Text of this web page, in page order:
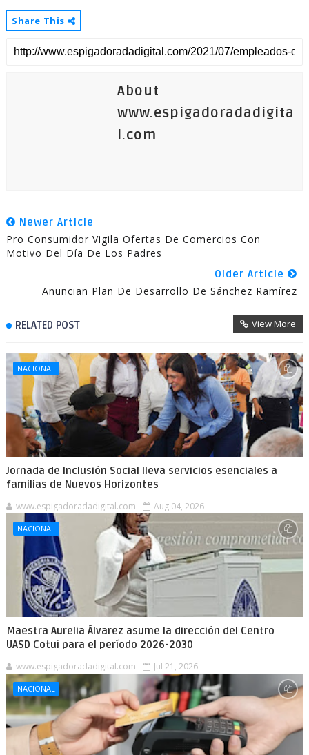
Share This
About
www.espigadoradadigita
l.com
Newer Article
Pro Consumidor Vigila Ofertas De Comercios Con
Motivo Del Día De Los Padres
Older Article
Anuncian Plan De Desarrollo De Sánchez Ramírez
RELATED POST View More
NACIONAL
Jornada de Inclusión Social lleva servicios esenciales a
familias de Nuevos Horizontes
www.espigadoradadigital.com Aug 04, 2026
NACIONAL
Maestra Aurelia Álvarez asume la dirección del Centro
UASD Cotuí para el período 2026-2030
www.espigadoradadigital.com Jul 21, 2026
NACIONAL